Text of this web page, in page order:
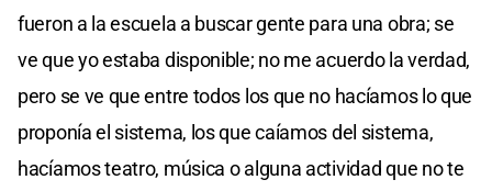
fueron a la escuela a buscar gente para una obra; se
ve que yo estaba disponible; no me acuerdo la verdad,
pero se ve que entre todos los que no hacíamos lo que
proponía el sistema, los que caíamos del sistema,
hacíamos teatro, música o alguna actividad que no te